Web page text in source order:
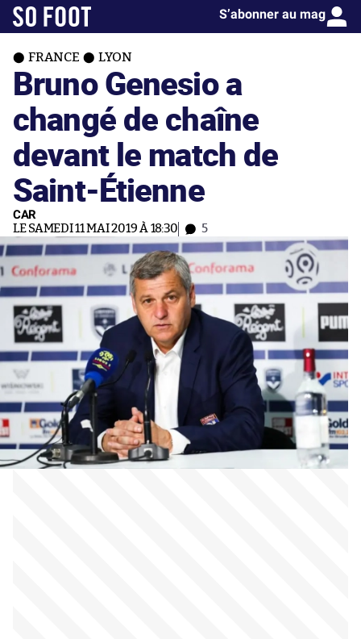
S’abonner au mag
FRANCE LYON
Bruno Genesio a
changé de chaîne
devant le match de
Saint-Étienne
CAR
LE SAMEDI 11 MAI 2019 À 18:30 5